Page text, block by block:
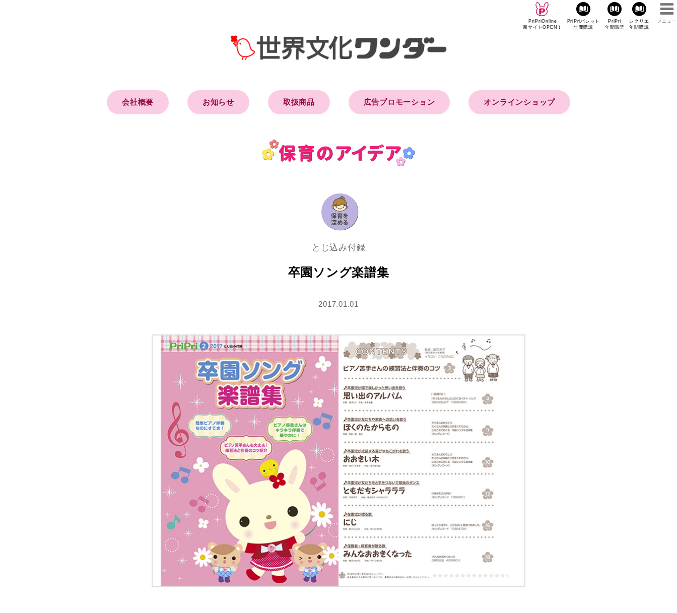
PriPriOnline
新サイトOPEN！
PriPriパレット
年間購読
PriPri
年間購読
レクリエ
年間購読
メニュー
会社概要 お知らせ 取扱商品 広告プロモーション オンラインショップ
とじ込み付録
卒園ソング楽譜集
2017.01.01